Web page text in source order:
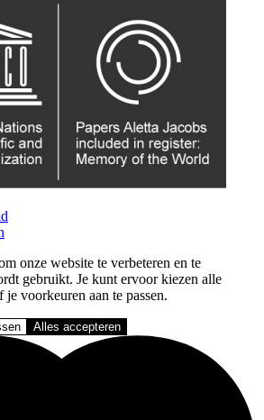
onze website te verbeteren en te
gebruikt. Je kunt ervoor kiezen alle
je voorkeuren aan te passen.
Alles accepteren